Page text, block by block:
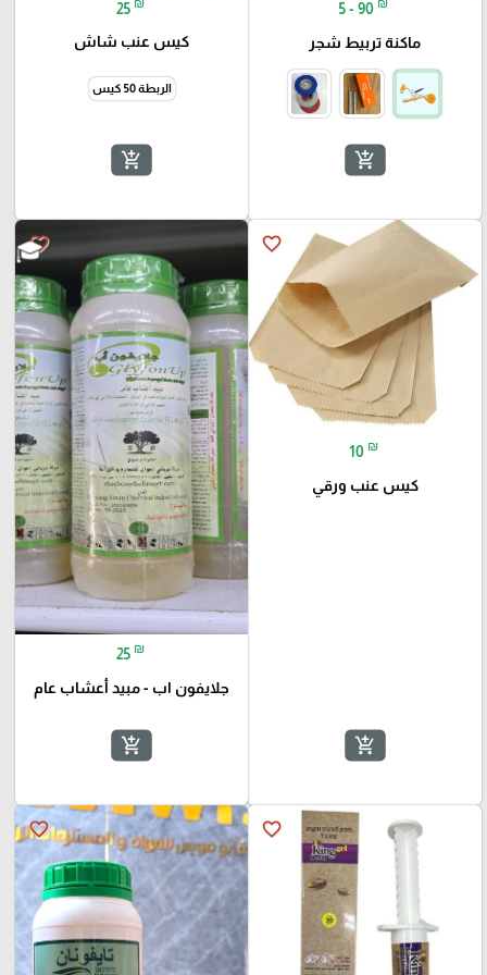
5 - 90 ₪
ماكنة تربيط شجر
add_shopping_cart
25
كيس عنب شاش
الربطة 50 كيس
add_shopping_cart
favorite_border
10 ₪
كيس عنب ورقي
add_shopping_cart
favorite_border
25 ₪
جلايفون اب - مبيد أعشاب عام
add_shopping_cart
favorite_border
favorite_border